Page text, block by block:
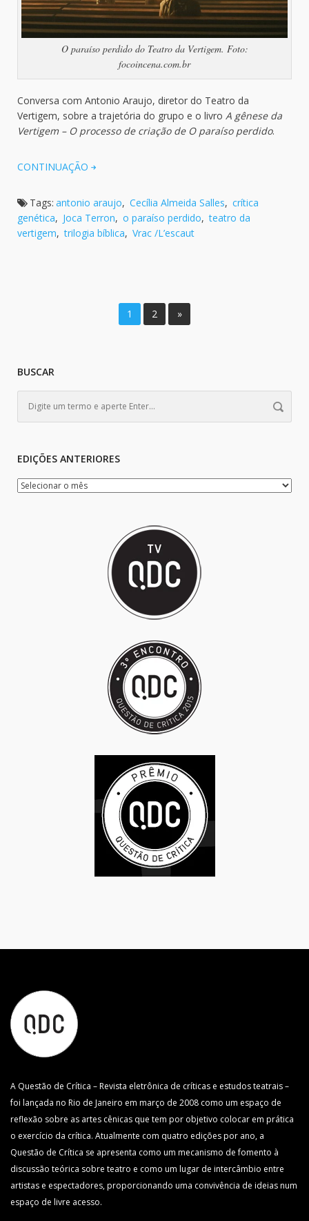
O paraíso perdido do Teatro da Vertigem. Foto:
focoincena.com.br
Conversa com Antonio Araujo, diretor do Teatro da
Vertigem, sobre a trajetória do grupo e o livro A gênese da
Vertigem – O processo de criação de O paraíso perdido.
CONTINUAÇÃO
Tags: antonio araujo, Cecília Almeida Salles, crítica
genética, Joca Terron, o paraíso perdido, teatro da
vertigem, trilogia bíblica, Vrac /L’escaut
1 2 »
BUSCAR
EDIÇÕES ANTERIORES
A Questão de Crítica – Revista eletrônica de críticas e estudos teatrais –
foi lançada no Rio de Janeiro em março de 2008 como um espaço de
reflexão sobre as artes cênicas que tem por objetivo colocar em prática
o exercício da crítica. Atualmente com quatro edições por ano, a
Questão de Crítica se apresenta como um mecanismo de fomento à
discussão teórica sobre teatro e como um lugar de intercâmbio entre
artistas e espectadores, proporcionando uma convivência de ideias num
espaço de livre acesso.